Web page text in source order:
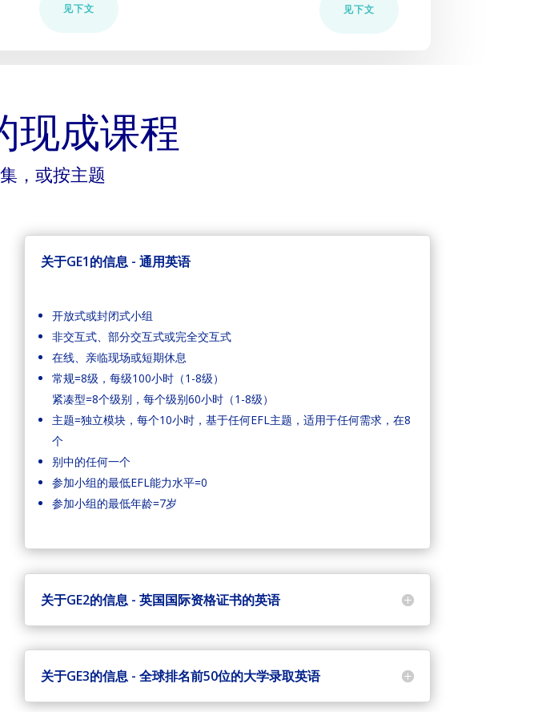
见下文 见下文
现成课程
，或按主题
关于GE1的信息 - 通用英语
开放式或封闭式小组
非交互式、部分交互式或完全交互式
在线、亲临现场或短期休息
常规=8级，每级100小时（1-8级）
紧凑型=8个级别，每个级别60小时（1-8级）
主题=独立模块，每个10小时，基于任何EFL主题，适用于任何需求，在8
个
别中的任何一个
参加小组的最低EFL能力水平=0
参加小组的最低年龄=7岁
关于GE2的信息 - 英国国际资格证书的英语
关于GE3的信息 - 全球排名前50位的大学录取英语